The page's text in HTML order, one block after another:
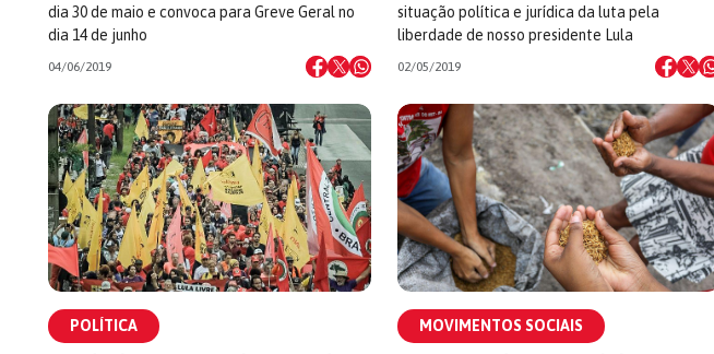
dia 30 de maio e convoca para Greve Geral no
dia 14 de junho
04/06/2019
situação política e jurídica da luta pela
liberdade de nosso presidente Lula
02/05/2019
POLÍTICA MOVIMENTOS SOCIAIS